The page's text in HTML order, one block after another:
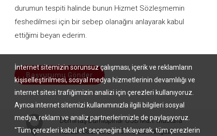
durumun tespiti halinde bunun Hizmet Sözleşmemin
feshedilmesi için bir sebep olanağını anlayarak kabul
ettiğimi beyan ederim.
Başvurumu Gönder
Demirtaş Dumlupınar OSB Mah. Mustafa
Karaer Cad. No:22 16110 Osmangazi –
İnternet sitemizin sorunsuz çalışması, içerik ve reklamların
kişiselleştirilmesi, sosyal medya hizmetlerinin devamlılığı ve
internet sitesi trafiğimizin analizi için çerezleri kullanıyoruz.
Ayrıca internet sitemizi kullanımınızla ilgili bilgileri sosyal
medya, reklam ve analiz partnerlerimizle de paylaşıyoruz.
"Tüm çerezleri kabul et" seçeneğini tıklayarak, tüm çerezlerin